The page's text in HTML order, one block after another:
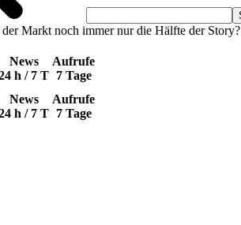
Markt noch immer nur die Hälfte der Story?
News
h / 7 T
Aufrufe
7 Tage
News
h / 7 T
Aufrufe
7 Tage